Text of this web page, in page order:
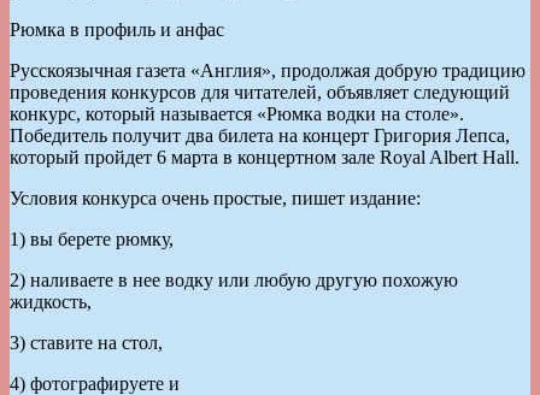
Рюмка в профиль и анфас
Русскоязычная газета «Англия», продолжая добрую традицию
проведения конкурсов для читателей, объявляет следующий
конкурс, который называется «Рюмка водки на столе».
Победитель получит два билета на концерт Григория Лепса,
который пройдет 6 марта в концертном зале Royal Albert Hall.
Условия конкурса очень простые, пишет издание:
1) вы берете рюмку,
2) наливаете в нее водку или любую другую похожую
жидкость,
3) ставите на стол,
4) фотографируете и